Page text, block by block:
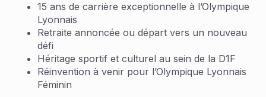
15 ans de carrière exceptionnelle à l’Olympique
Lyonnais
Retraite annoncée ou départ vers un nouveau
défi
Héritage sportif et culturel au sein de la D1F
Réinvention à venir pour l’Olympique Lyonnais
Féminin